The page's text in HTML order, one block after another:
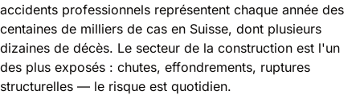
accidents professionnels représentent chaque année des
centaines de milliers de cas en Suisse, dont plusieurs
dizaines de décès. Le secteur de la construction est l'un
des plus exposés : chutes, effondrements, ruptures
structurelles — le risque est quotidien.